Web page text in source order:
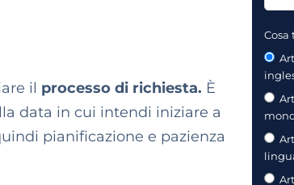
il processo di richiesta. È
data in cui intendi iniziare a
pianificazione e pazienza
Cosa